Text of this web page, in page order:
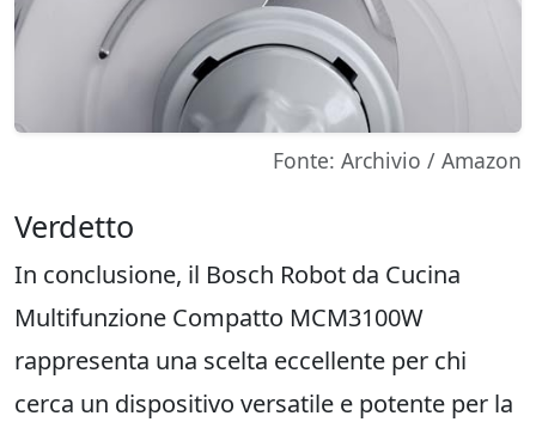
Fonte: Archivio / Amazon
Verdetto
In conclusione, il Bosch Robot da Cucina
Multifunzione Compatto MCM3100W
rappresenta una scelta eccellente per chi
cerca un dispositivo versatile e potente per la